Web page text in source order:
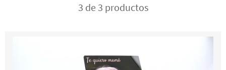
3 de 3 productos